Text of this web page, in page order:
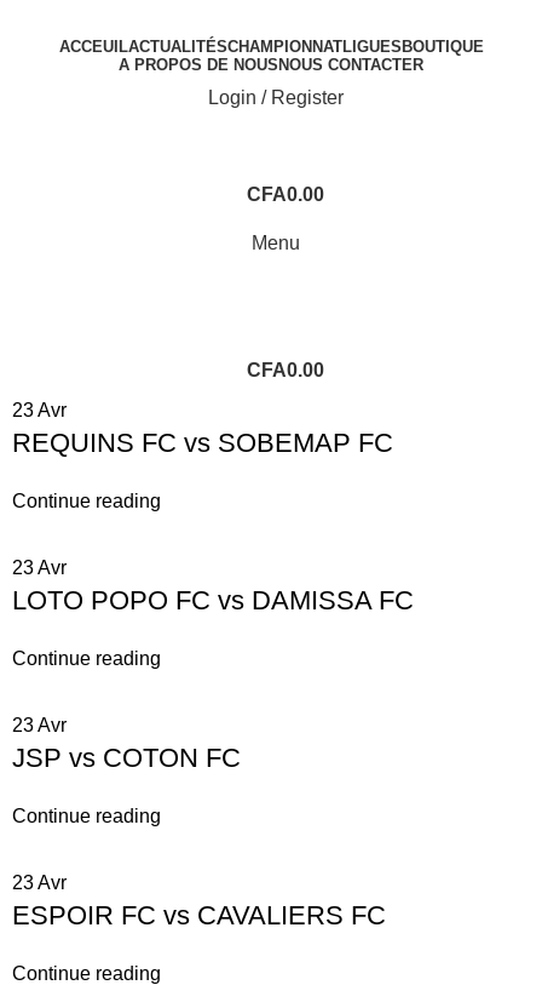
ACCEUILACTUALITÉSCHAMPIONNATLIGUES BOUTIQUE
A PROPOS DE NOUS NOUS CONTACTER
Login / Register
CFA0.00
Menu
CFA0.00
23Avr
REQUINS FC vs SOBEMAP FC
Continue reading
23Avr
LOTO POPO FC vs DAMISSA FC
Continue reading
23Avr
JSP vs COTON FC
Continue reading
23Avr
ESPOIR FC vs CAVALIERS FC
Continue reading